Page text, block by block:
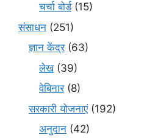
चर्चा बोर्ड(15)
संसाधन (251)
ज्ञान केंद्र(63)
लेख(39)
वेबिनार(8)
सरकारी योजनाएं(192)
अनुदान (42)